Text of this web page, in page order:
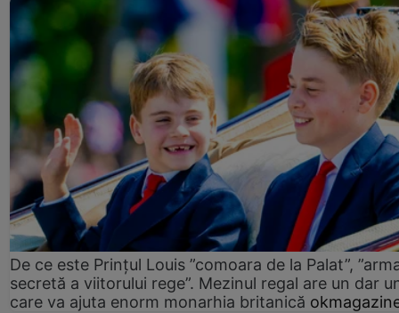
De ce este Prințul Louis ”comoara de la Palat”,
secretă a viitorului rege”. Mezinul regal are un dar
care va ajuta enorm monarhia britanică